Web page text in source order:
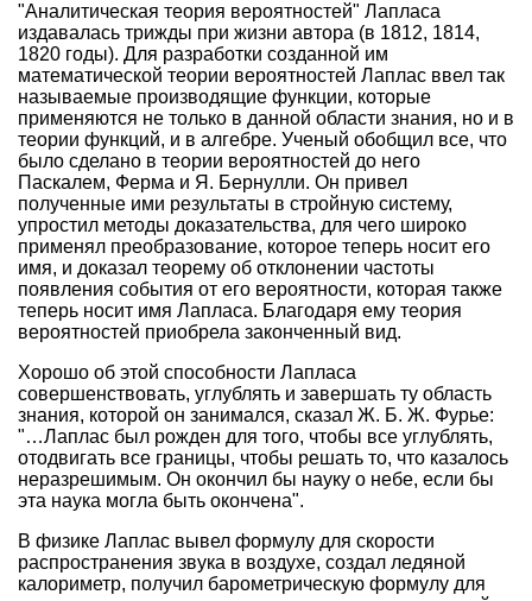
"Аналитическая теория вероятностей" Лапласа
издавалась трижды при жизни автора (в 1812, 1814,
1820 годы). Для разработки созданной им
математической теории вероятностей Лаплас ввел так
называемые производящие функции, которые
применяются не только в данной области знания, но и в
теории функций, и в алгебре. Ученый обобщил все, что
было сделано в теории вероятностей до него
Паскалем, Ферма и Я. Бернулли. Он привел
полученные ими результаты в стройную систему,
упростил методы доказательства, для чего широко
применял преобразование, которое теперь носит его
имя, и доказал теорему об отклонении частоты
появления события от его вероятности, которая также
теперь носит имя Лапласа. Благодаря ему теория
вероятностей приобрела законченный вид.
Хорошо об этой способности Лапласа
совершенствовать, углублять и завершать ту область
знания, которой он занимался, сказал Ж. Б. Ж. Фурье:
"…Лаплас был рожден для того, чтобы все углублять,
отодвигать все границы, чтобы решать то, что казалось
неразрешимым. Он окончил бы науку о небе, если бы
эта наука могла быть окончена".
В физике Лаплас вывел формулу для скорости
распространения звука в воздухе, создал ледяной
калориметр, получил барометрическую формулу для